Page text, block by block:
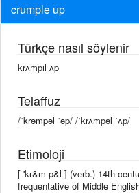
crumple up
Türkçe nasıl söylenir
krʌmpıl ʌp
Telaffuz
/ˈkrəmpəl ˈəp/ /ˈkrʌmpəl ˈʌp/
Etimoloji
[ 'kr&m-p&l ] (verb.) 14th
frequentative of Middle